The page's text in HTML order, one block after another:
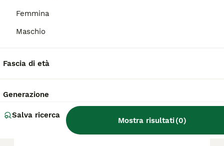
Femmina
Maschio
Fascia di età
Generazione
Salva ricerca
Mostra risultati(0)
non adatta a un addestramento intensivo,
Coonhound nero focato?
Quanto costa un Black and
Tan Coonhound?